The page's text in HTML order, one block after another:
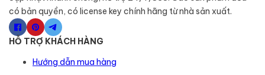
có bản quyền, có license key chính hãng từ nhà sản xuất.
HỖ TRỢ KHÁCH HÀNG
Hướng dẫn mua hàng